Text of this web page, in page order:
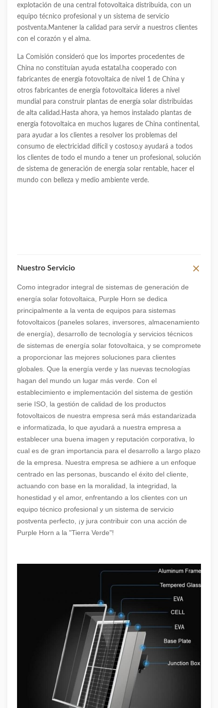
explotación de una central fotovoltaica distribuida, con un
equipo técnico profesional y un sistema de servicio
postventa.Mantener la calidad para servir a nuestros clientes
con el corazón y el alma.
La Comisión consideró que los importes procedentes de
China no constituían ayuda estatal.ha cooperado con
fabricantes de energía fotovoltaica de nivel 1 de China y
otros fabricantes de energía fotovoltaica líderes a nivel
mundial para construir plantas de energía solar distribuidas
de alta calidad.Hasta ahora, ya hemos instalado plantas de
energía fotovoltaica en muchos lugares de China continental,
para ayudar a los clientes a resolver los problemas del
consumo de electricidad difícil y costoso,y ayudará a todos
los clientes de todo el mundo a tener un profesional, solución
de sistema de generación de energía solar rentable, hacer el
mundo con belleza y medio ambiente verde.
Nuestro Servicio
Como integrador integral de sistemas de generación de
energía solar fotovoltaica, Purple Horn se dedica
principalmente a la venta de equipos para sistemas
fotovoltaicos (paneles solares, inversores, almacenamiento
de energía), desarrollo de tecnología y servicios técnicos
de sistemas de energía solar fotovoltaica, y se compromete
a proporcionar las mejores soluciones para clientes
globales. Que la energía verde y las nuevas tecnologías
hagan del mundo un lugar más verde. Con el
establecimiento e implementación del sistema de gestión
serie ISO, la gestión de calidad de los productos
fotovoltaicos de nuestra empresa será más estandarizada
e informatizada, lo que ayudará a nuestra empresa a
establecer una buena imagen y reputación corporativa, lo
cual es de gran importancia para el desarrollo a largo plazo
de la empresa. Nuestra empresa se adhiere a un enfoque
centrado en las personas, buscando el éxito del cliente,
actuando con base en la moralidad, la integridad, la
honestidad y el amor, enfrentando a los clientes con un
equipo técnico profesional y un sistema de servicio
postventa perfecto, ¡y jura contribuir con una acción de
Purple Horn a la "Tierra Verde"!